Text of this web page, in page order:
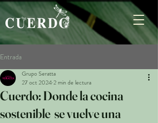
Entrada
Cuerdo: Donde la cocina
sostenible se vuelve una
Grupo Seratta
27 oct 20242 min de lectura